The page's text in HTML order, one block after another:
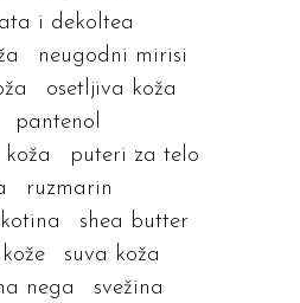
i dekoltea
neugodni mirisi
osetljiva koža
pantenol
puteri za telo
ruzmarin
shea butter
suva koža
nega
svežina